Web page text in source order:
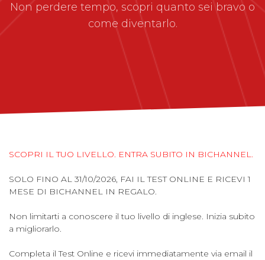
Non perdere tempo, scopri quanto sei bravo o
come diventarlo.
SCOPRI IL TUO LIVELLO. ENTRA SUBITO IN BICHANNEL.
SOLO FINO AL 31/10/2026, FAI IL TEST ONLINE E RICEVI 1
MESE DI BICHANNEL IN REGALO.
Non limitarti a conoscere il tuo livello di inglese. Inizia subito
a migliorarlo.
Completa il Test Online e ricevi immediatamente via email il